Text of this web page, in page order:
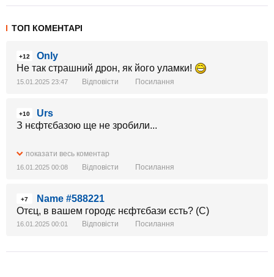
ТОП КОМЕНТАРІ
+12
Only
Не так страшний дрон, як його уламки!
15.01.2025 23:47 Відповісти Посилання
+10
Urs
З нєфтєбазою ще не зробили...
показати весь коментар
16.01.2025 00:08 Відповісти Посилання
+7
Name #588221
Отєц, в вашем городє нєфтєбази єсть? (С)
16.01.2025 00:01 Відповісти Посилання